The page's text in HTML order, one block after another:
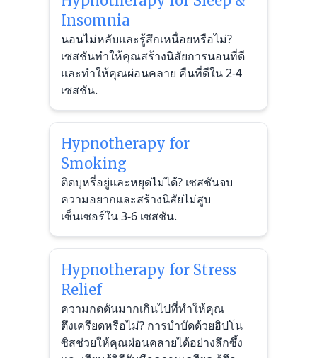
Insomnia
นอนไม่หลับและรู้สึกเหนื่อยหรือไม่?
เซสชันทำให้คุณสร้างนิสัยการนอนที่ดี
และทำให้คุณผ่อนคลาย คืนที่ดีใน 2-4
เซสชัน.
Hypnotherapy for
Smoking
ติดบุหรี่อยู่และหยุดไม่ได้? เซสชันจบ
ความอยากและสร้างนิสัยไม่สูบ
เซ็นเซอร์ใน 3-6 เซสชัน.
Hypnotherapy for Stress
Relief
ความกดดันมากเกินไปที่ทำให้คุณ
ตึงเครียดหรือไม่? การบำบัดด้วยฮิปโน
ซิสช่วยให้คุณผ่อนคลายได้อย่างลึกซึ้ง